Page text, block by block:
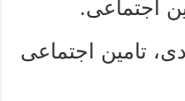
تامین اجتماعی